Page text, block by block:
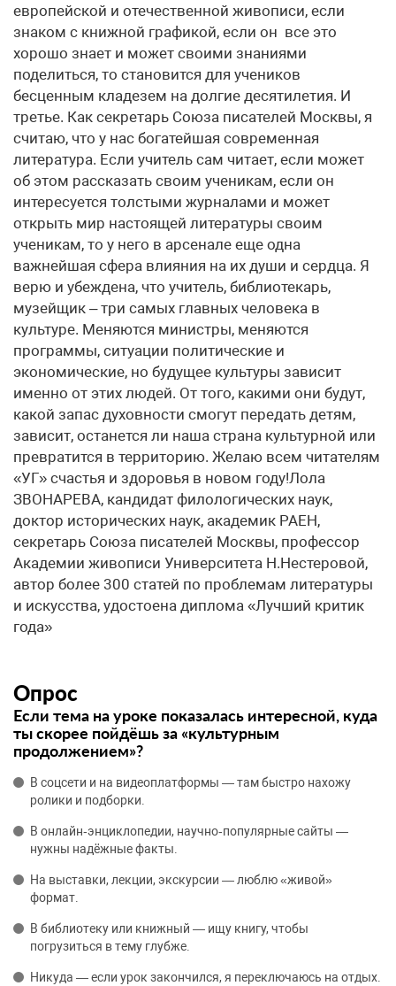
европейской и отечественной живописи, если
знаком с книжной графикой, если он все это
хорошо знает и может своими знаниями
поделиться, то становится для учеников
бесценным кладезем на долгие десятилетия. И
третье. Как секретарь Союза писателей Москвы, я
считаю, что у нас богатейшая современная
литература. Если учитель сам читает, если может
об этом рассказать своим ученикам, если он
интересуется толстыми журналами и может
открыть мир настоящей литературы своим
ученикам, то у него в арсенале еще одна
важнейшая сфера влияния на их души и сердца. Я
верю и убеждена, что учитель, библиотекарь,
музейщик – три самых главных человека в
культуре. Меняются министры, меняются
программы, ситуации политические и
экономические, но будущее культуры зависит
именно от этих людей. От того, какими они будут,
какой запас духовности смогут передать детям,
зависит, останется ли наша страна культурной или
превратится в территорию. Желаю всем читателям
«УГ» счастья и здоровья в новом году!Лола
ЗВОНАРЕВА, кандидат филологических наук,
доктор исторических наук, академик РАЕН,
секретарь Союза писателей Москвы, профессор
Академии живописи Университета Н.Нестеровой,
автор более 300 статей по проблемам литературы
и искусства, удостоена диплома «Лучший критик
года»
Опрос
Если тема на уроке показалась интересной, куда
ты скорее пойдёшь за «культурным
продолжением»?
В соцсети и на видеоплатформы — там быстро нахожу
ролики и подборки.
В онлайн‑энциклопедии, научно‑популярные сайты —
нужны надёжные факты.
На выставки, лекции, экскурсии — люблю «живой»
формат.
В библиотеку или книжный — ищу книгу, чтобы
погрузиться в тему глубже.
Никуда — если урок закончился, я переключаюсь на отдых.